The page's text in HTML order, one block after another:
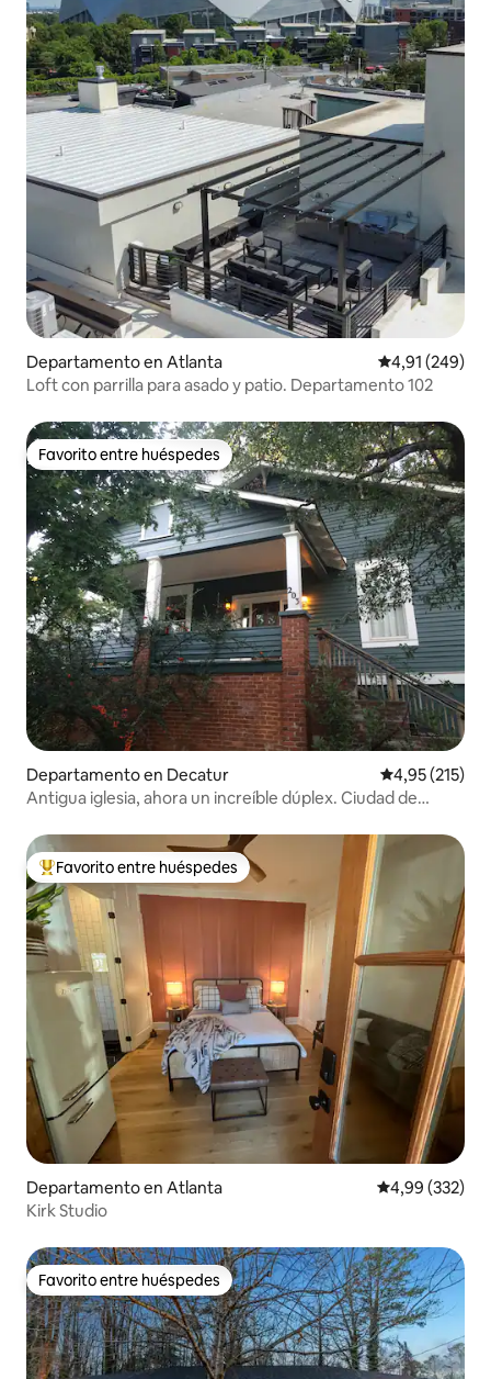
Departamento en Atlanta Calificación
4,91 (249)
Loft con parrilla para asado y patio. Departamento 102
Favorito entre huéspedes
Favorito entre huéspedes
Departamento en Decatur Calificación
4,95 (215)
Antigua iglesia, ahora un increíble dúplex. Ciudad de
Favorito entre los huéspedes más destacados
Favorito entre huéspedes
Departamento en Atlanta Calificación
4,99 (332)
Kirk Studio
Favorito entre huéspedes
Favorito entre huéspedes